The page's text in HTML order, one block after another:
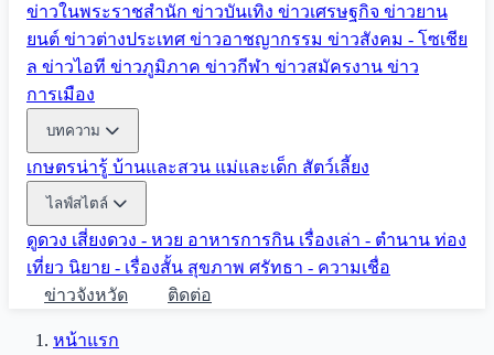
ข่าวในพระราชสำนัก ข่าวบันเทิง ข่าวเศรษฐกิจ ข่าวยาน
ยนต์ ข่าวต่างประเทศ ข่าวอาชญากรรม ข่าวสังคม - โซเชีย
ล ข่าวไอที ข่าวภูมิภาค ข่าวกีฬา ข่าวสมัครงาน ข่าว
การเมือง
บทความ
เกษตรน่ารู้ บ้านและสวน แม่และเด็ก สัตว์เลี้ยง
ไลฟ์สไตล์
ดูดวง เสี่ยงดวง - หวย อาหารการกิน เรื่องเล่า - ตำนาน ท่อง
เที่ยว นิยาย - เรื่องสั้น สุขภาพ ศรัทธา - ความเชื่อ
ข่าวจังหวัด
ติดต่อ
หน้าแรก